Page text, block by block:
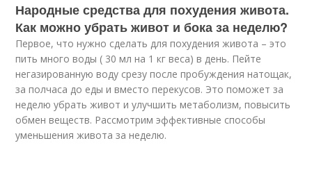
Народные средства для похудения живота.
Как можно убрать живот и бока за неделю?
Первое, что нужно сделать для похудения живота – это
пить много воды ( 30 мл на 1 кг веса) в день. Пейте
негазированную воду срезу после пробуждения натощак,
за полчаса до еды и вместо перекусов. Это поможет за
неделю убрать живот и улучшить метаболизм, повысить
обмен веществ. Рассмотрим эффективные способы
уменьшения живота за неделю.